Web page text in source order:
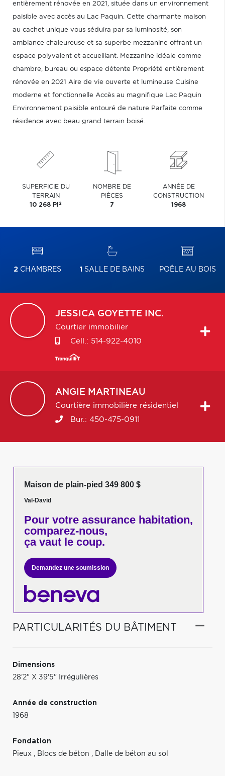
entièrement rénovée en 2021, située dans un environnement
paisible avec accès au Lac Paquin. Cette charmante maison
au cachet unique vous séduira par sa luminosité, son
ambiance chaleureuse et sa superbe mezzanine offrant un
espace polyvalent et accueillant. Mezzanine idéale comme
chambre, bureau ou espace détente Propriété entièrement
rénovée en 2021 Aire de vie ouverte et lumineuse Cuisine
moderne et fonctionnelle Accès au magnifique Lac Paquin
Environnement paisible entouré de nature Parfaite comme
résidence avec beau grand terrain boisé.
SUPERFICIE DU
TERRAIN
10 268 PI 2
NOMBRE DE
PIÈCES
7
ANNÉE DE
CONSTRUCTION
1968
2 CHAMBRES 1 SALLE DE BAINS POÊLE AU BOIS
JESSICA GOYETTE INC.
Courtier immobilier
Cell.: 514-922-4010
ANGIE MARTINEAU
Courtière immobilière résidentiel
Bur.: 450-475-0911
Maison de plain-pied 349 800 $
Val-David
Pour votreassurance habitation,
comparez-nous,
ça vaut le coup.
Demandez une soumission
PARTICULARITÉS DU BÂTIMENT
Dimensions
28'2" X 39'5" Irrégulières
Année de construction
1968
Fondation
Pieux , Blocs de béton , Dalle de béton au sol